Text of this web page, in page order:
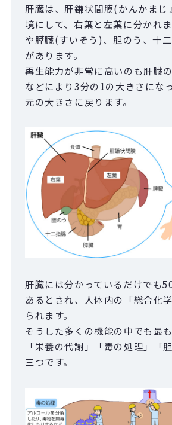
肝臓は、肝鎌状間膜(かんかまじ
境にして、右葉と左葉に分かれ
や膵臓(すいぞう)、胆のう、十
があります。
再生能力が非常に高いのも肝臓
などにより3分の1の大きさにな
元の大きさに戻ります。
肝臓には分かっているだけでも
あるとされ、人体内の「総合化
られます。
そうした多くの機能の中でも最
「栄養の代謝」「毒の処理」「
三つです。